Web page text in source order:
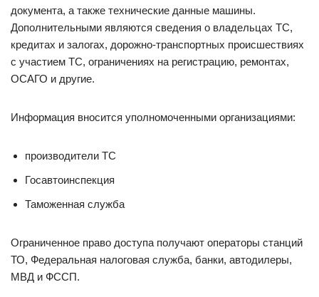
документа, а также технические данные машины.
Дополнительными являются сведения о владельцах ТС,
кредитах и залогах, дорожно-транспортных происшествиях
с участием ТС, ограничениях на регистрацию, ремонтах,
ОСАГО и другие.
Информация вносится уполномоченными организациями:
производители ТС
Госавтоинспекция
Таможенная служба
Ограниченное право доступа получают операторы станций
ТО, Федеральная налоговая служба, банки, автодилеры,
МВД и ФССП.